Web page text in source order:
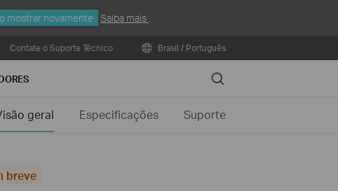
mostrar novamente Saiba mais
Contate o Suporte Técnico Brasil / Português
Search
geral Especificações Suporte
breve